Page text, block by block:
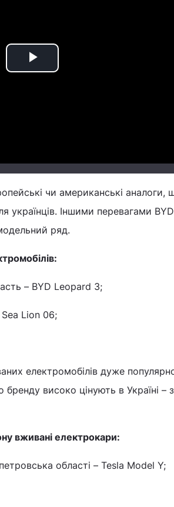
Play
чи американські аналоги,
українців. Іншими перевагами
ряд.
– BYD Leopard 3;
Lion 06;
електромобілів дуже
бренду високо цінують в Україні
вживані електрокари:
області – Tesla Model Y;